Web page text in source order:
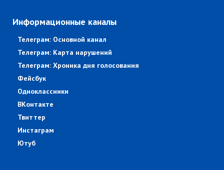
Информационные каналы
Телеграм: Основной канал
Телеграм: Карта нарушений
Телеграм: Хроника дня голосования
Фейсбук
Одноклассники
ВКонтакте
Твиттер
Инстаграм
Ютуб